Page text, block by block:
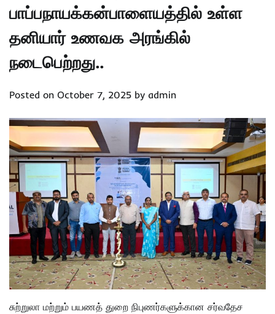
பாப்பநாயக்கன்பாளையத்தில் உள்ள
தனியார் உணவக அரங்கில்
நடைபெற்றது..
Posted on October 7, 2025 by admin
சுற்றுலா மற்றும் பயணத் துறை நிபுணர்களுக்கான சர்வதேச